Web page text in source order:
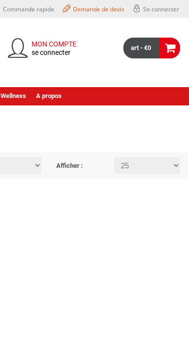
Commande rapide Demande de devis Se connecter
MON COMPTE
se connecter
art - €0
Wellness A propos
Afficher :